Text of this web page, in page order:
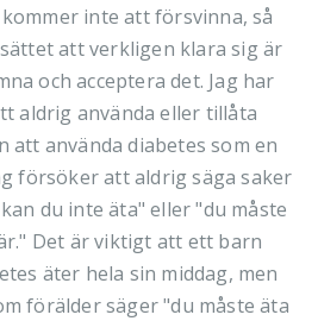
inte att försvinna, så
att verkligen klara sig är
och acceptera det. Jag har
aldrig använda eller tillåta
att använda diabetes som en
försöker att aldrig säga saker
du inte äta" eller "du måste
Det är viktigt att ett barn
äter hela sin middag, men
förälder säger "du måste äta